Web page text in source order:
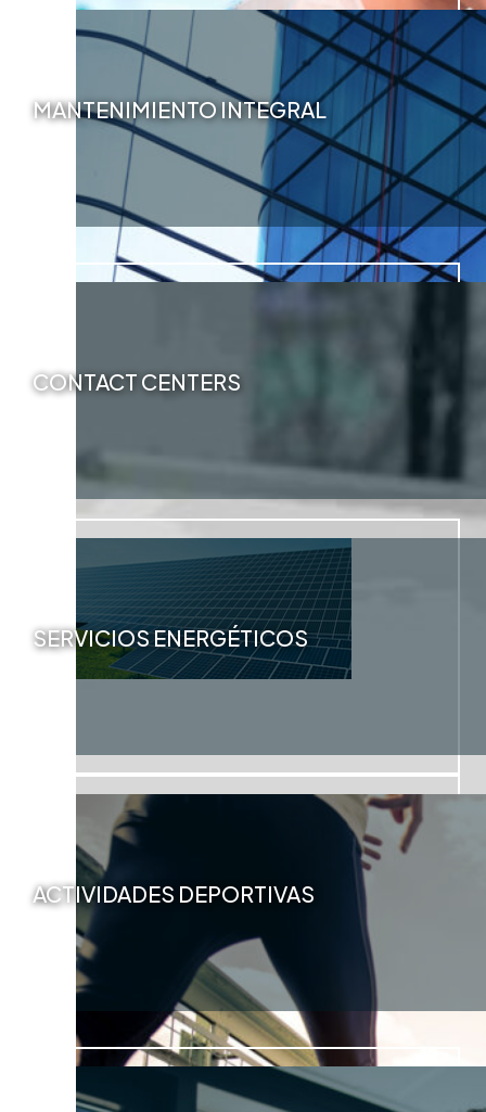
MANTENIMIENTO INTEGRAL
CONTACT CENTERS
SERVICIOS ENERGÉTICOS
ACTIVIDADES DEPORTIVAS